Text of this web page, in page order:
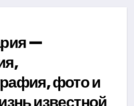
—
фото и